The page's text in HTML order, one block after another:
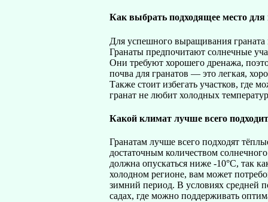
Как выбрать подходящее место
Для успешного выращивания
Гранаты предпочитают солнечные
Они требуют хорошего дренажа,
почва для гранатов — это легкая,
Также стоит избегать участков, где
гранат не любит холодных
Какой климат лучше всего
Гранатам лучше всего подходят
достаточным количеством
должна опускаться ниже -10°C, так
холодном регионе, вам может
зимний период. В условиях средней
садах, где можно поддерживать